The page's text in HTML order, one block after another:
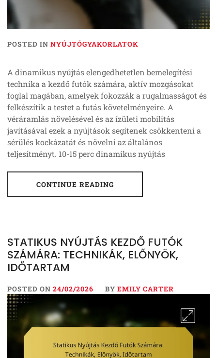
POSTED IN NYÚJTÓGYAKORLATOK
A dinamikus nyújtás elengedhetetlen bemelegítési
technika a kezdő futók számára, aktív mozgásokat
foglal magában, amelyek fokozzák a rugalmasságot és
felkészítik a testet a futás követelményeire. A
véráramlás növelésével és az ízületi mobilitás
javításával ezek a nyújtások segítenek csökkenteni a
sérülés kockázatát és növelni az általános
teljesítményt. 10-15 perc dinamikus nyújtás
CONTINUE READING
STATIKUS NYÚJTÁS KEZDŐ FUTÓK
SZÁMÁRA: TECHNIKÁK, ELŐNYÖK,
IDŐTARTAM
POSTED ON 24/02/2026 BY EMILY CARTER